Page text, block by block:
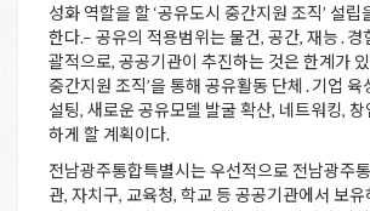
성화 역할을 할 ‘공유도시 중간지원 조직’ 설립
한다.– 공유의 적용범위는 물건, 공간, 재능․경
괄적으로, 공공기관이 추진하는 것은 한계가
중간지원 조직’을 통해 공유활동 단체․기업 육
설팅, 새로운 공유모델 발굴 확산, 네트워킹,
하게 할 계획이다.
전남광주통합특별시는 우선적으로 전남광주
관, 자치구, 교육청, 학교 등 공공기관에서 보유